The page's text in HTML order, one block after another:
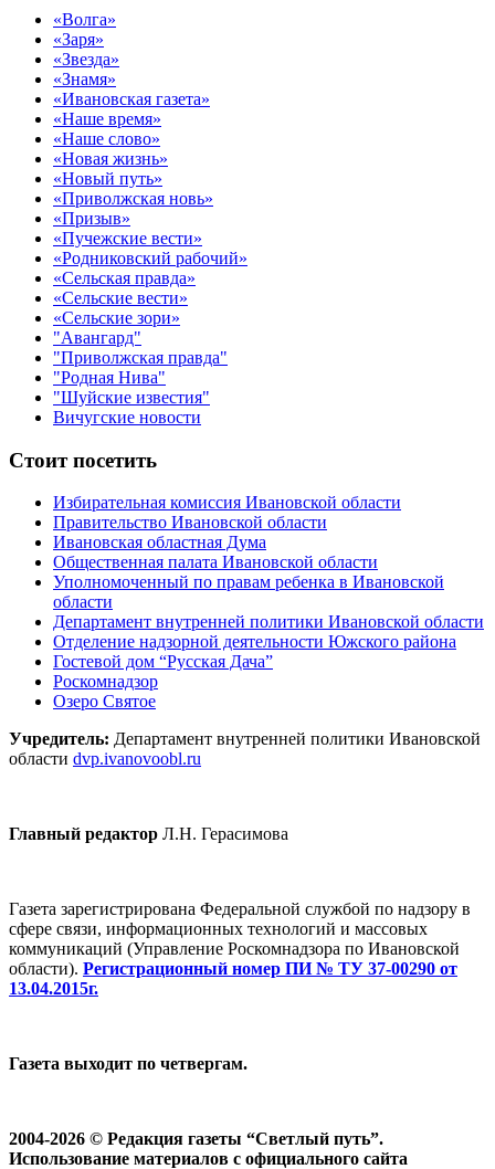
«Волга»
«Заря»
«Звезда»
«Знамя»
«Ивановская газета»
«Наше время»
«Наше слово»
«Новая жизнь»
«Новый путь»
«Приволжская новь»
«Призыв»
«Пучежские вести»
«Родниковский рабочий»
«Сельская правда»
«Сельские вести»
«Сельские зори»
"Авангард"
"Приволжская правда"
"Родная Нива"
"Шуйские известия"
Вичугские новости
Стоит посетить
Избирательная комиссия Ивановской области
Правительство Ивановской области
Ивановская областная Дума
Общественная палата Ивановской области
Уполномоченный по правам ребенка в Ивановской
области
Департамент внутренней политики Ивановской области
Отделение надзорной деятельности Южского района
Гостевой дом “Русская Дача”
Роскомнадзор
Озеро Святое
Учредитель: Департамент внутренней политики Ивановской
области dvp.ivanovoobl.ru
Главный редактор Л.Н. Герасимова
Газета зарегистрирована Федеральной службой по надзору в
сфере связи, информационных технологий и массовых
коммуникаций (Управление Роскомнадзора по Ивановской
области). Регистрационный номер ПИ № ТУ 37-00290 от
13.04.2015г.
Газета выходит по четвергам.
2004-2026 © Редакция газеты “Светлый путь”.
Использование материалов с официального сайта